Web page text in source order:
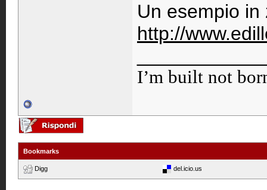
Un esempio
http://
I’m built not
Bookmarks
Digg del.icio.us